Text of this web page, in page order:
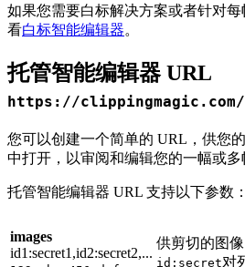
如果您需要白标解决方案或者针对
看白标智能编辑器。
托管智能编辑器 URL
https://
您可以创建一个简单的 URL，供您
中打开，以审阅和编辑您的一幅或多
托管智能编辑器 URL 支持以下参数：
images
id1:secret1,id2:secret2,...
供剪切的图
id:secret对